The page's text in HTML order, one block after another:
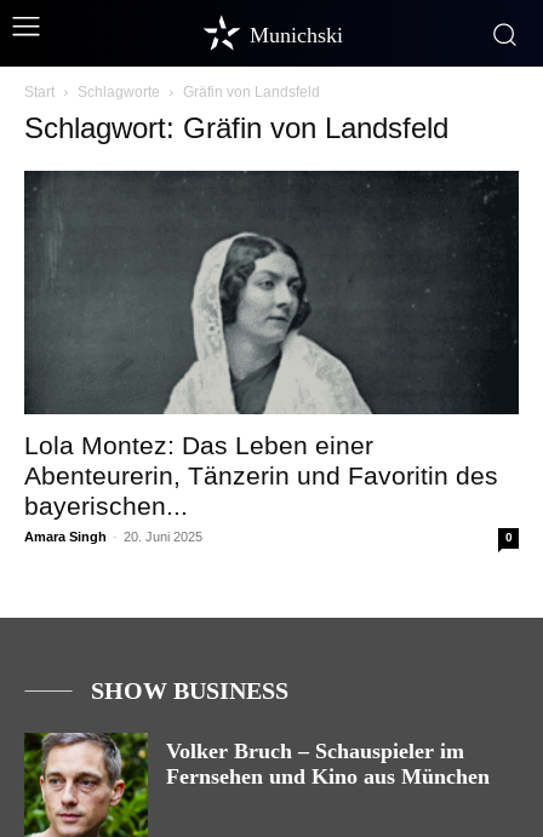
Munichski
Start Schlagworte Gräfin von Landsfeld
Schlagwort: Gräfin von Landsfeld
Lola Montez: Das Leben einer
Abenteurerin, Tänzerin und Favoritin des
bayerischen...
Amara Singh - 20. Juni 2025 0
SHOW BUSINESS
Volker Bruch – Schauspieler im
Fernsehen und Kino aus München